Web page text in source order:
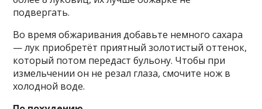
подвергать.
Во время обжаривания добавьте немного сахара
— лук приобретёт приятный золотистый оттенок,
который потом передаст бульону. Чтобы при
измельчении он не резал глаза, смочите нож в
холодной воде.